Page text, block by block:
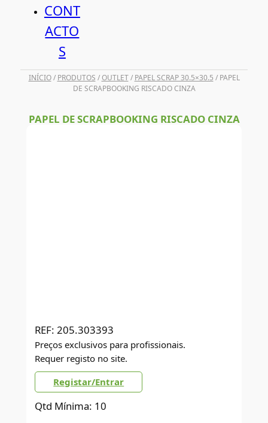
CONT
ACTO
S
INÍCIO/ PRODUTOS /OUTLET/ PAPEL SCRAP 30.5×30.5 / PAPEL
DE SCRAPBOOKING RISCADO CINZA
PAPEL DE SCRAPBOOKING RISCADO CINZA
REF: 205.303393
Preços exclusivos para profissionais.
Requer registo no site.
Registar/Entrar
Qtd Mínima: 10